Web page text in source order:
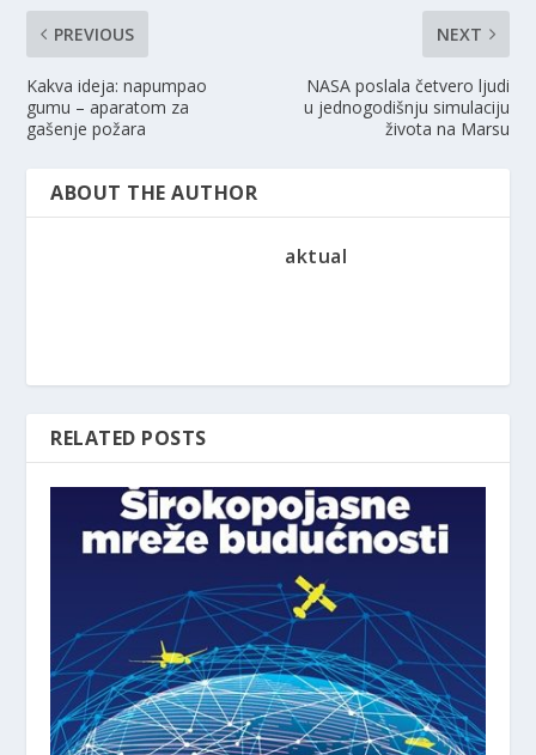
PREVIOUS
Kakva ideja: napumpao
gumu – aparatom za
gašenje požara
NEXT
NASA poslala četvero ljudi
u jednogodišnju simulaciju
života na Marsu
ABOUT THE AUTHOR
aktual
RELATED POSTS